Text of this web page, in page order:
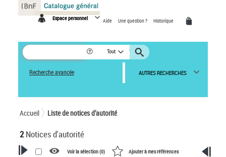
Espace personnel Aide Une question ? Historique
Tout
Recherche avancée AUTRES RECHERCHES
Accueil Liste de notices d’autorité
2Notices d'autorité
Voir la sélection (0) Ajouter à mes références
Panneau de gestion des cookies